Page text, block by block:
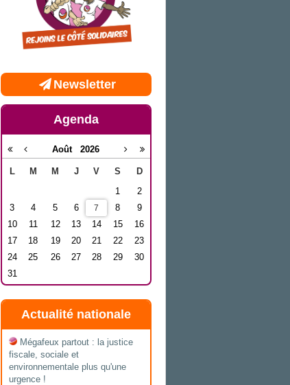
Newsletter
Agenda
Août 2026
L M M J V S
D
1
2
3
4 5 6 7 8
9
10
11 12 13 14 15
16
17
18 19 20 21 22
23
24
25 26 27 28 29
30
31
Actualité nationale
Mégafeux partout : la justice
fiscale, sociale et
environnementale plus qu'une
urgence !